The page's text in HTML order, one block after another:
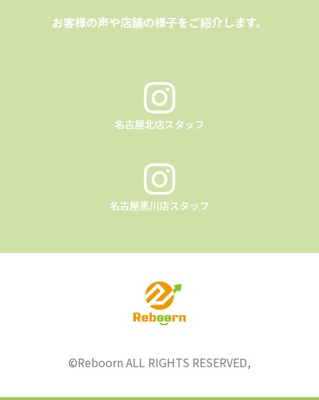
お客様の声や店舗の様子をご紹介します。
名古屋北店スタッフ
名古屋黒川店スタッフ
©︎Reboorn ALL RIGHTS RESERVED,